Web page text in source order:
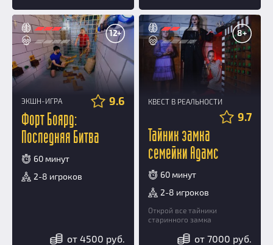
12+
ЭКШН-ИГРА 9.6
Форт Боярд:
Последняя Битва
60 минут
2-8 игроков
от 4500 руб.
8+
КВЕСТ В РЕАЛЬНОСТИ
9.7
Тайник замка
семейки Адамс
60 минут
2-8 игроков
Открой все тайники
старинного замка
от 7000 руб.